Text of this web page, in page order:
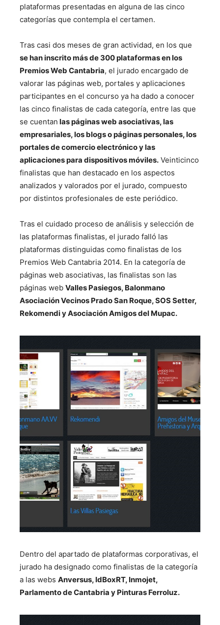
plataformas presentadas en alguna de las cinco
categorías que contempla el certamen.
Tras casi dos meses de gran actividad, en los que
se han inscrito más de 300 plataformas en los
Premios Web Cantabria, el jurado encargado de
valorar las páginas web, portales y aplicaciones
participantes en el concurso ya ha dado a conocer
las cinco finalistas de cada categoría, entre las que
se cuentan las páginas web asociativas, las
empresariales, los blogs o páginas personales, los
portales de comercio electrónico y las
aplicaciones para dispositivos móviles. Veinticinco
finalistas que han destacado en los aspectos
analizados y valorados por el jurado, compuesto
por distintos profesionales de este periódico.
Tras el cuidado proceso de análisis y selección de
las plataformas finalistas, el jurado falló las
plataformas distinguidas como finalistas de los
Premios Web Cantabria 2014. En la categoría de
páginas web asociativas, las finalistas son las
páginas web Valles Pasiegos, Balonmano
Asociación Vecinos Prado San Roque, SOS Setter,
Rekomendi y Asociación Amigos del Mupac.
Dentro del apartado de plataformas corporativas, el
jurado ha designado como finalistas de la categoría
a las webs Anversus, IdBoxRT, Inmojet,
Parlamento de Cantabria y Pinturas Ferroluz.